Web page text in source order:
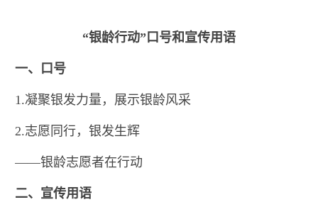
“银龄行动”口号和宣传用语
一、口号
1.凝聚银发力量，展示银龄风采
2.志愿同行，银发生辉
——银龄志愿者在行动
二、宣传用语